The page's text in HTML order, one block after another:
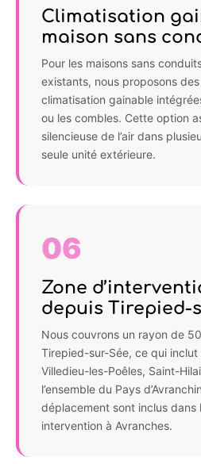
Climatisation
maison sans
Pour les maisons sans
existants, nous proposons
climatisation gainable
ou les combles. Cette option
silencieuse de l’air dans
seule unité extérieure.
06
Zone
depuis Tirepied-
Nous couvrons un rayon de
Tirepied-sur-Sée, ce qui inclut
Villedieu-les-Poêles, Saint-
l’ensemble du Pays
déplacement sont inclus
intervention à Avranches.